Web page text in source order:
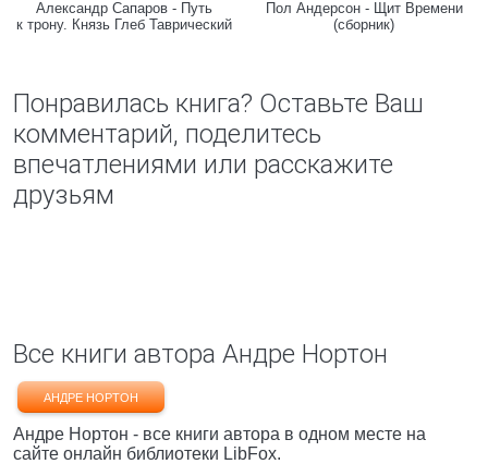
Александр Сапаров - Путь
к трону. Князь Глеб Таврический
Пол Андерсон - Щит Времени
(сборник)
Понравилась книга? Оставьте Ваш
комментарий, поделитесь
впечатлениями или расскажите
друзьям
Все книги автора Андре Нортон
АНДРЕ НОРТОН
Андре Нортон - все книги автора в одном месте на
сайте онлайн библиотеки LibFox.